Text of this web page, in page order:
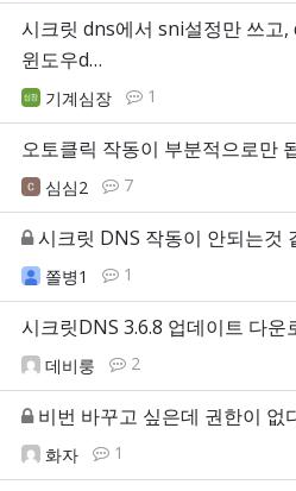
시크릿 dns에서 sni설정만 쓰고
윈도우d…
기계심장 1
오토클릭 작동이 부분적으로만
심심2 7
시크릿 DNS 작동이 안되는것
쫄병1 1
시크릿DNS 3.6.8 업데이트 다운
데비룽 2
비번 바꾸고 싶은데 권한이 없
화자 1